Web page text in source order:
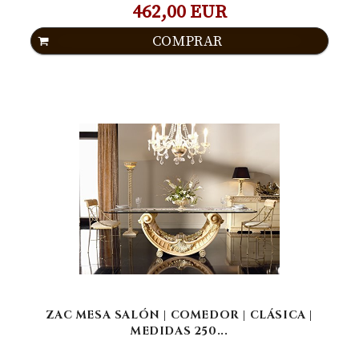
462,00 EUR
COMPRAR
ZAC MESA SALÓN | COMEDOR | CLÁSICA |
MEDIDAS 250...